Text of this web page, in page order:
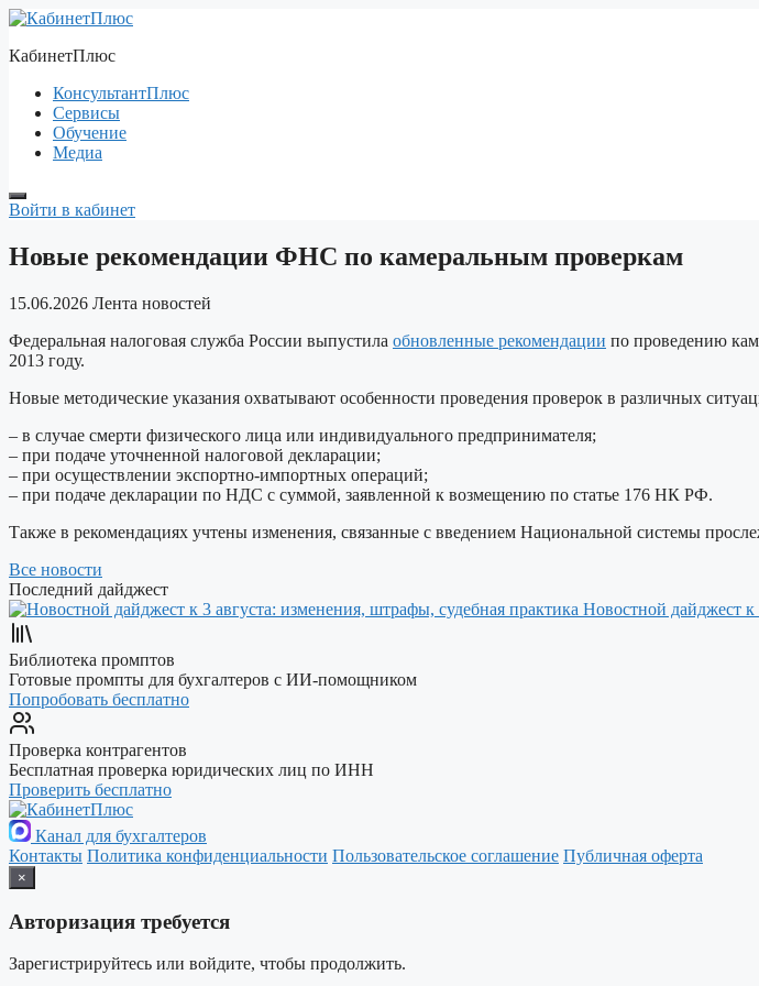
Перейти
содержимому
КабинетПлюс
КонсультантПлюс
Сервисы
Обучение
Медиа
Войти в кабинет
Новые рекомендации ФНС по камеральным проверкам
15.06.2026 Лента новостей
Федеральная налоговая служба России выпустила обновленные рекомендации по проведению
2013 году.
Новые методические указания охватывают особенности проведения проверок в различных
– в случае смерти физического лица или индивидуального предпринимателя;
– при подаче уточненной налоговой декларации;
– при осуществлении экспортно-импортных операций;
– при подаче декларации по НДС с суммой, заявленной к возмещению по статье 176 НК РФ.
Также в рекомендациях учтены изменения, связанные с введением Национальной системы
Все новости
Последний дайджест
Новостной дайджест к
Библиотека промптов
Готовые промпты для бухгалтеров с ИИ-помощником
Попробовать бесплатно
Проверка контрагентов
Бесплатная проверка юридических лиц по ИНН
Проверить бесплатно
Канал для бухгалтеров
Контакты Политика конфиденциальности Пользовательское соглашение Публичная оферта
×
Авторизация требуется
Зарегистрируйтесь или войдите, чтобы продолжить.